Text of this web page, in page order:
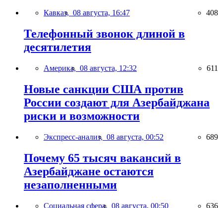
Кавказ, 08 августа, 16:47 408
Телефонный звонок длиной в
десятилетия
Америка, 08 августа, 12:32 611
Новые санкции США против
России создают для Азербайджана
риски и возможности
Экспресс-анализ, 08 августа, 00:52 689
Почему 65 тысяч вакансий в
Азербайджане остаются
незаполненными
Социальная сфера, 08 августа, 00:50 636